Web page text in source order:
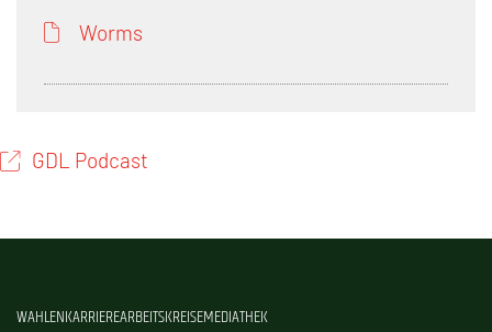
Worms
GDL Podcast
WAHLENKARRIEREARBEITSKREISEMEDIATHEK